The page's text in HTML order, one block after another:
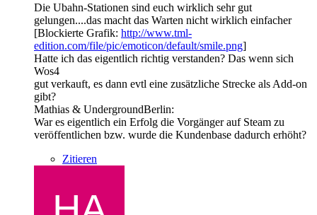
Die Ubahn-Stationen sind euch wirklich sehr gut
gelungen....das macht das Warten nicht wirklich einfacher
[Blockierte Grafik: http://www.tml-
edition.com/file/pic/emoticon/default/smile.png]
Hatte ich das eigentlich richtig verstanden? Das wenn sich
Wos4
gut verkauft, es dann evtl eine zusätzliche Strecke als Add-on
gibt?
Mathias & UndergroundBerlin:
War es eigentlich ein Erfolg die Vorgänger auf Steam zu
veröffentlichen bzw. wurde die Kundenbase dadurch erhöht?
Zitieren